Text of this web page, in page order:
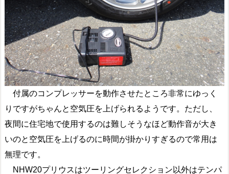
付属のコンプレッサーを動作させたところ非常にゆっく
りですがちゃんと空気圧を上げられるようです。ただし、
夜間に住宅地で使用するのは難しそうなほど動作音が大き
いのと空気圧を上げるのに時間が掛かりすぎるので常用は
無理です。
NHW20プリウスはツーリングセレクション以外はテンパ